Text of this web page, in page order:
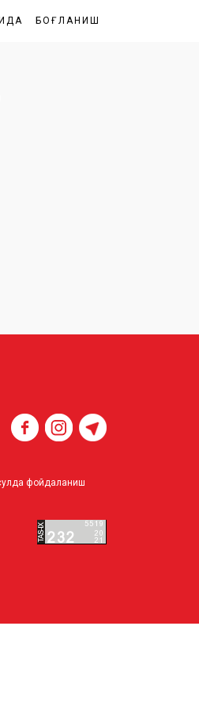
БОҒЛАНИШ
фойдаланиш